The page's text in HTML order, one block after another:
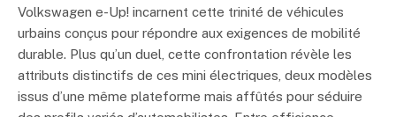
Volkswagen e-Up! incarnent cette trinité de véhicules
urbains conçus pour répondre aux exigences de mobilité
durable. Plus qu’un duel, cette confrontation révèle les
attributs distinctifs de ces mini électriques, deux modèles
issus d’une même plateforme mais affûtés pour séduire